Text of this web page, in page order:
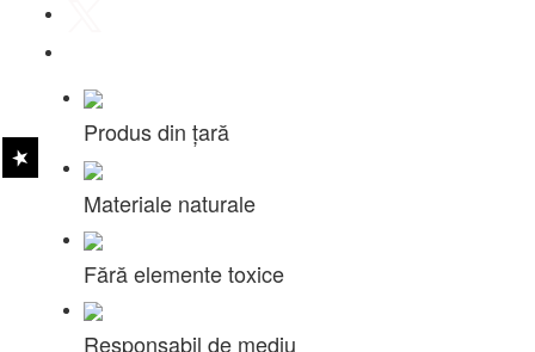
Produs din țară
Materiale naturale
Fără elemente toxice
Responsabil de mediu